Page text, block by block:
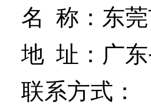
名 称： 东
地 址： 广
联系方式：